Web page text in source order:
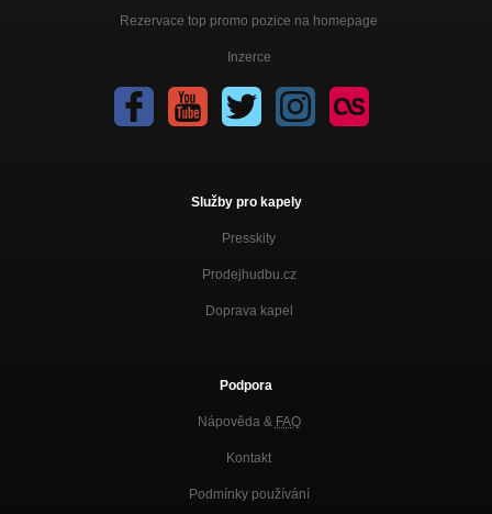
Rezervace top promo pozice na homepage
Inzerce
Služby pro kapely
Presskity
Prodejhudbu.cz
Doprava kapel
Podpora
Nápověda & FAQ
Kontakt
Podmínky používání